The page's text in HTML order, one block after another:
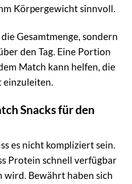
Körpergewicht sinnvoll.
Gesamtmenge, sondern
den Tag. Eine Portion
Match kann helfen, die
einzuleiten.
Snacks für den
es nicht kompliziert sein.
Protein schnell verfügbar
wird. Bewährt haben sich